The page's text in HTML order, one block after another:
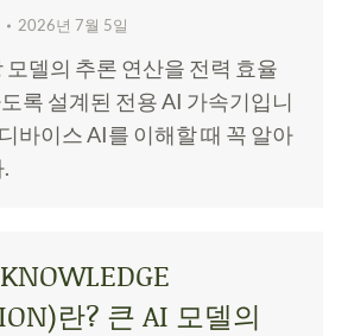
2026년 7월 5일
델의 추론 연산을 전력 효율
록 설계된 전용 AI 가속기입니
바이스 AI를 이해할 때 꼭 알아
란? 큰 AI 모델의